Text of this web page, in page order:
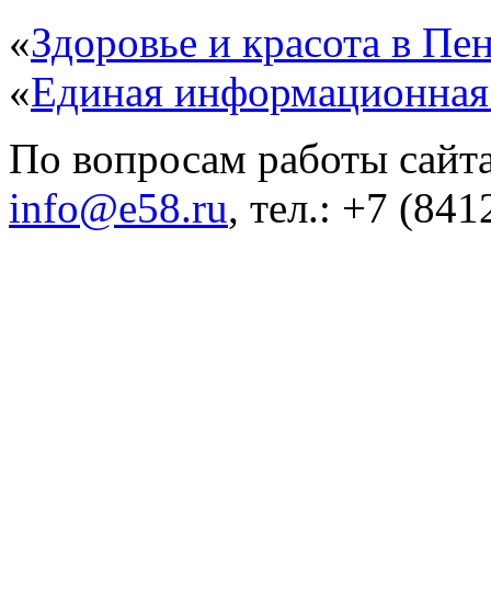
«Здоровье и красота в
«Единая
По вопросам работы
info@e58.ru, тел.: +7